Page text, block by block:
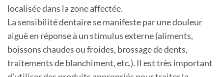
localisée dans la zone affectée.
La sensibilité dentaire se manifeste par une douleur
aiguë en réponse à un stimulus externe (aliments,
boissons chaudes ou froides, brossage de dents,
traitements de blanchiment, etc.). Il est très important